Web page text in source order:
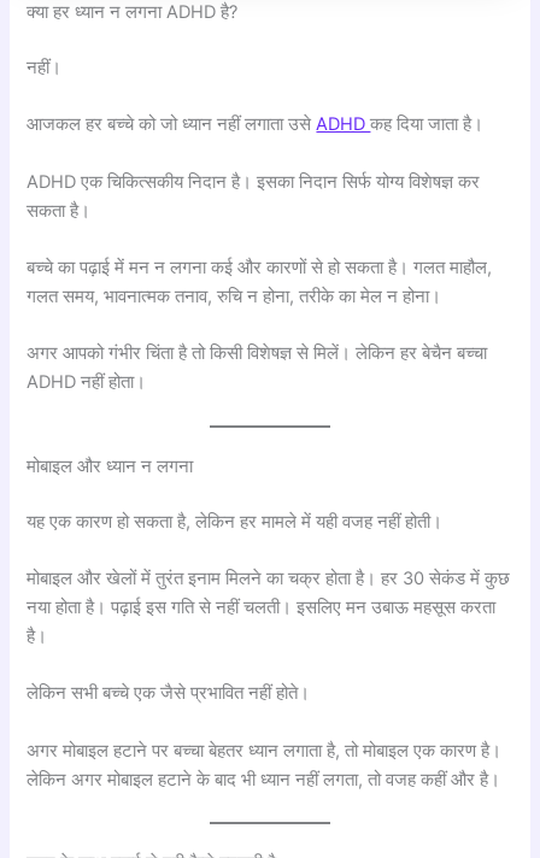
क्या हर ध्यान न लगना ADHD है?
नहीं।
आजकल हर बच्चे को जो ध्यान नहीं लगाता उसेADHDकह दिया जाता है।
ADHD एक चिकित्सकीय निदान है। इसका निदान सिर्फ योग्य विशेषज्ञ कर
सकता है।
बच्चे का पढ़ाई में मन न लगना कई और कारणों से हो सकता है। गलत माहौल,
गलत समय, भावनात्मक तनाव, रुचि न होना, तरीके का मेल न होना।
अगर आपको गंभीर चिंता है तो किसी विशेषज्ञ से मिलें। लेकिन हर बेचैन बच्चा
ADHD नहीं होता।
मोबाइल और ध्यान न लगना
यह एक कारण हो सकता है, लेकिन हर मामले में यही वजह नहीं होती।
मोबाइल और खेलों में तुरंत इनाम मिलने का चक्र होता है। हर 30 सेकंड में कुछ
नया होता है। पढ़ाई इस गति से नहीं चलती। इसलिए मन उबाऊ महसूस करता
है।
लेकिन सभी बच्चे एक जैसे प्रभावित नहीं होते।
अगर मोबाइल हटाने पर बच्चा बेहतर ध्यान लगाता है, तो मोबाइल एक कारण है।
लेकिन अगर मोबाइल हटाने के बाद भी ध्यान नहीं लगता, तो वजह कहीं और है।